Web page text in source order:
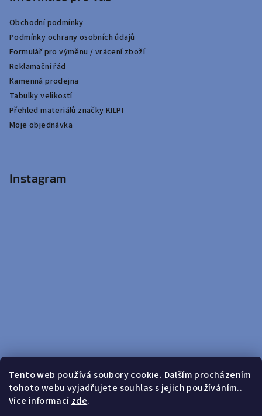
Tento web používá soubory cookie. Dalším procházením
tohoto webu vyjadřujete souhlas s jejich používáním..
Více informacízde.
Obchodní podmínky
Podmínky ochrany osobních údajů
Formulář pro výměnu / vrácení zboží
Reklamační řád
Kamenná prodejna
Tabulky velikostí
Přehled materiálů značky KILPI
Moje objednávka
Instagram
Sledovat na Instagramu